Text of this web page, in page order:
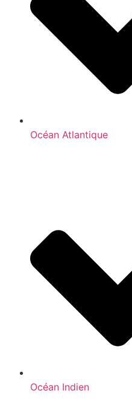
Océan Atlantique
Océan Indien